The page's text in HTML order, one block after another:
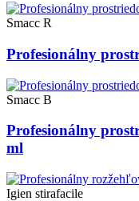
Smacc R
Profesionálny
Smacc B
Profesionálny
ml
Igien stirafacile